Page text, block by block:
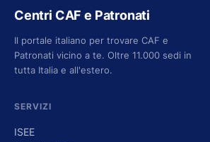
Centri CAF e Patronati
Il portale italiano per trovare CAF e
Patronati vicino a te. Oltre 11.000 sedi in
tutta Italia e all'estero.
SERVIZI
ISEE